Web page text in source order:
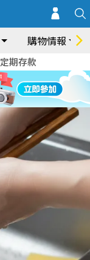
購物情報
定期存款